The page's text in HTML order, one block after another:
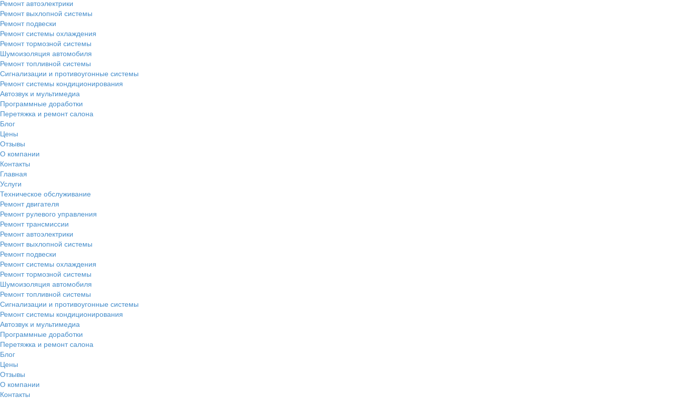
Ремонт автоэлектрики
Ремонт выхлопной системы
Ремонт подвески
Ремонт системы охлаждения
Ремонт тормозной системы
Шумоизоляция автомобиля
Ремонт топливной системы
Сигнализации и противоугонные системы
Ремонт системы кондиционирования
Автозвук и мультимедиа
Программные доработки
Перетяжка и ремонт салона
Блог
Цены
Отзывы
О компании
Контакты
Главная
Услуги
Техническое обслуживание
Ремонт двигателя
Ремонт рулевого управления
Ремонт трансмиссии
Ремонт автоэлектрики
Ремонт выхлопной системы
Ремонт подвески
Ремонт системы охлаждения
Ремонт тормозной системы
Шумоизоляция автомобиля
Ремонт топливной системы
Сигнализации и противоугонные системы
Ремонт системы кондиционирования
Автозвук и мультимедиа
Программные доработки
Перетяжка и ремонт салона
Блог
Цены
Отзывы
О компании
Контакты